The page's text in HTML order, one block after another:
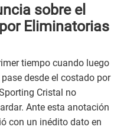
sobre el
Eliminatorias
tiempo cuando luego
desde el costado por
Cristal no
Ante esta anotación
con un inédito dato en